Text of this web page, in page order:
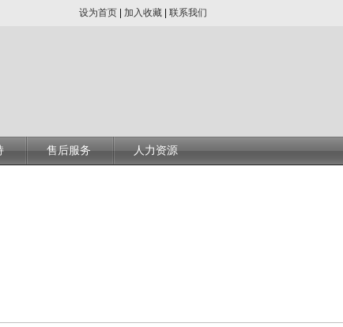
设为首页 加入收藏 联系我们
售后服务 人力资源